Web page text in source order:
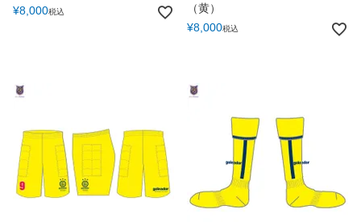
¥8,000税込
（黄）
¥8,000税込